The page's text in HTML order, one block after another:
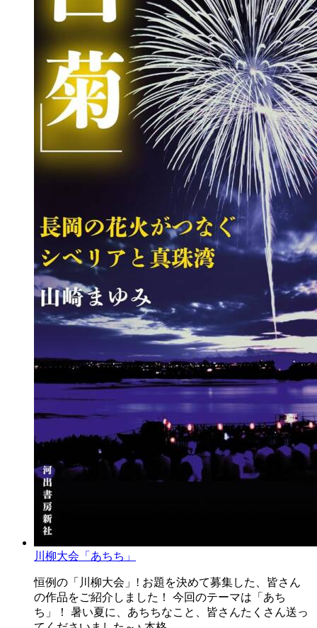
川柳大会「あちち」
恒例の「川柳大会」! お題を決めて募集した、皆さん
の作品をご紹介しました！ 今回のテーマは「あち
ち」！ 暑い夏に、あちちなこと、皆さんたくさん送っ